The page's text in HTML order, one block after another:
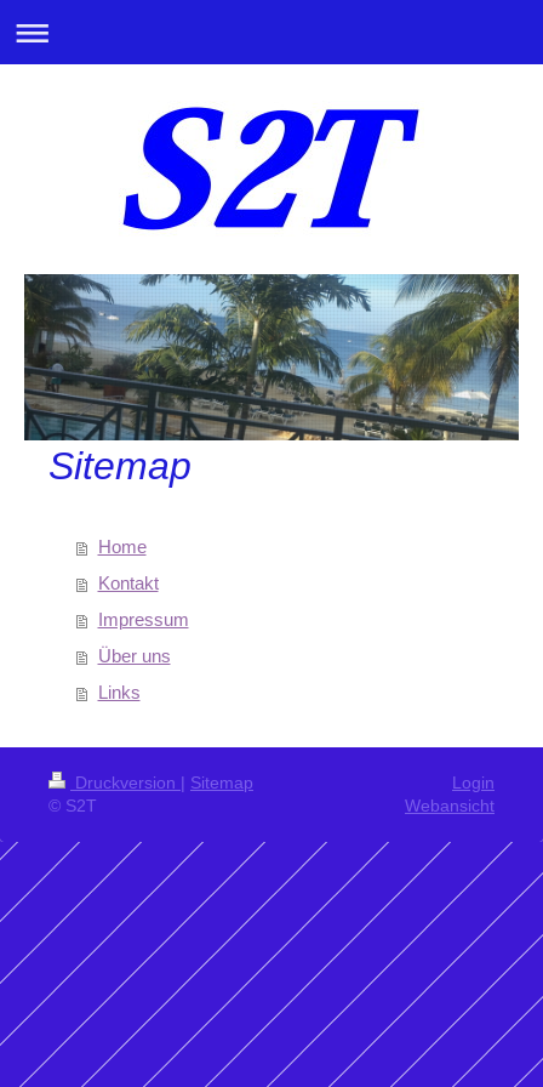
Sitemap
Home
Kontakt
Impressum
Über uns
Links
Druckversion | Sitemap
© S2T
Login
Webansicht